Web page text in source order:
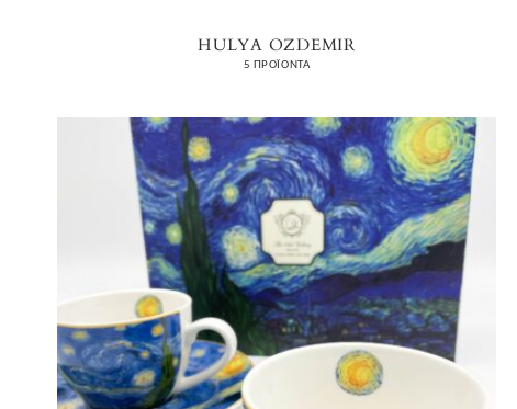
HULYA OZDEMIR
5 ΠΡΟΪΌΝΤΑ